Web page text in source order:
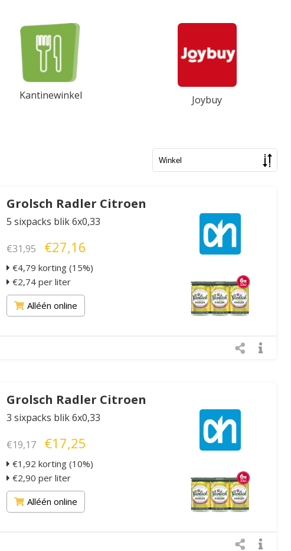
Kantinewinkel Joybuy
Grolsch Radler Citroen
5 sixpacks blik 6x0,33
€31,95 €27,16
€4,79 korting (15%)
€2,74 per liter
Alléén online
Grolsch Radler Citroen
3 sixpacks blik 6x0,33
€19,17 €17,25
€1,92 korting (10%)
€2,90 per liter
Alléén online